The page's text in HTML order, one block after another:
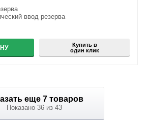
ввод резерва
Купить в
один клик
Показать еще 7 товаров
Показано 36 из 43